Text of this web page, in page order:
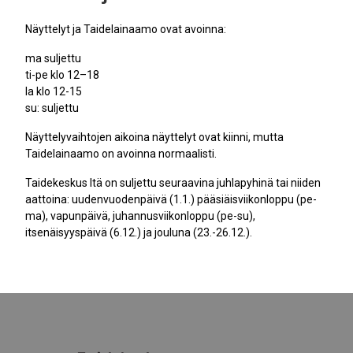
Näyttelyt ja Taidelainaamo ovat avoinna:
ma suljettu
ti-pe klo 12–18
la klo 12-15
su: suljettu
Näyttelyvaihtojen aikoina näyttelyt ovat kiinni, mutta
Taidelainaamo on avoinna normaalisti.
Taidekeskus Itä on suljettu seuraavina juhlapyhinä tai niiden
aattoina: uudenvuodenpäivä (1.1.) pääsiäisviikonloppu (pe-
ma), vapunpäivä, juhannusviikonloppu (pe-su),
itsenäisyyspäivä (6.12.) ja jouluna (23.-26.12.).